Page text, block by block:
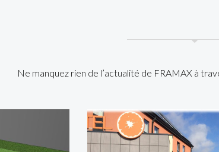
Ne manquez rien de l’actualité de FRAMAX à